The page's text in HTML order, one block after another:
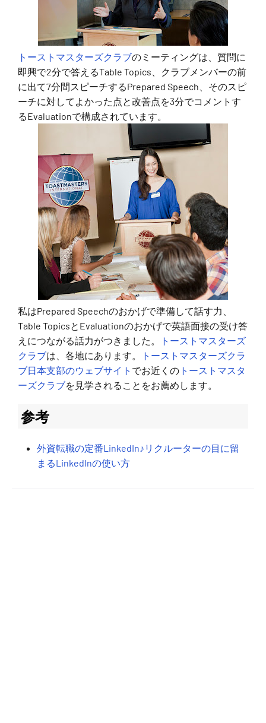
トーストマスターズクラブのミーティングは、質問に
即興で2分で答えるTable Topics、クラブメンバーの前
に出て7分間スピーチするPrepared Speech、そのスピ
ーチに対してよかった点と改善点を3分でコメントす
るEvaluationで構成されています。
私はPrepared Speechのおかげで準備して話す力、
Table TopicsとEvaluationのおかげで英語面接の受け答
えにつながる話力がつきました。
トーストマスターズ
クラブは、各地にあります。
トーストマスターズクラ
ブ日本支部のウェブサイト でお近くの トーストマスタ
ーズクラブを見学されることをお薦めします。
参考
外資転職の定番LinkedIn♪リクルーターの目に留
まるLinkedInの使い方